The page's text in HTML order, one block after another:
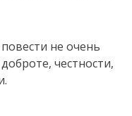
не очень
честности,